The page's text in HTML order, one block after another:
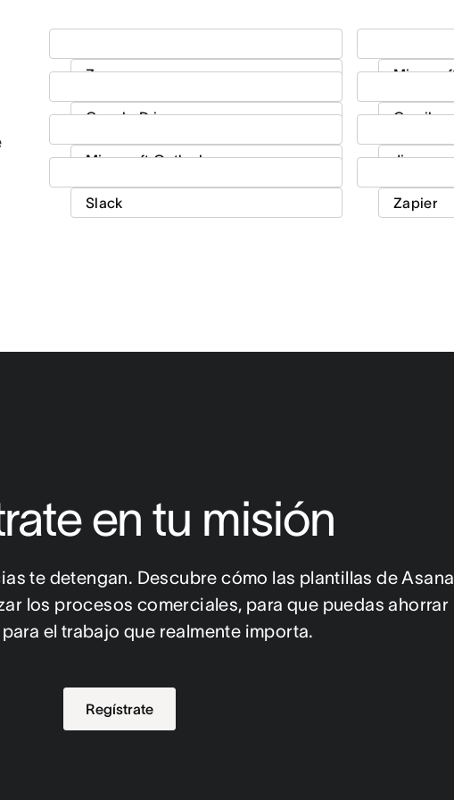
en tu misión
te detengan. Descubre cómo las plantillas de Asana
los procesos comerciales, para que puedas ahorrar
el trabajo que realmente importa.
Regístrate